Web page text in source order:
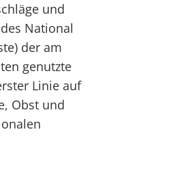
und
National
der am
genutzte
Linie auf
Obst und